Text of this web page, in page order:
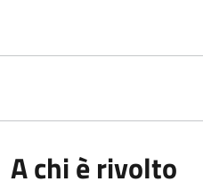
A chi è rivolto